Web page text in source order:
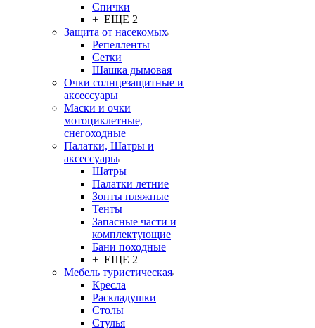
Спички
+ ЕЩЕ 2
Защита от насекомых
Репелленты
Сетки
Шашка дымовая
Очки солнцезащитные и
аксессуары
Маски и очки
мотоциклетные,
снегоходные
Палатки, Шатры и
аксессуары
Шатры
Палатки летние
Зонты пляжные
Тенты
Запасные части и
комплектующие
Бани походные
+ ЕЩЕ 2
Мебель туристическая
Кресла
Раскладушки
Столы
Стулья